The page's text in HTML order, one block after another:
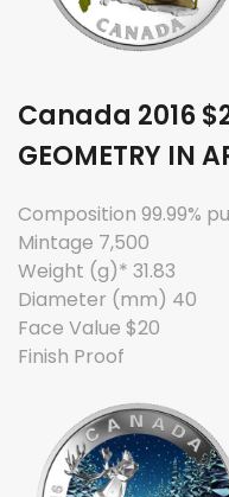
Canada 2016
GEOMETRY IN
Composition 99.99%
Mintage 7,500
Weight (g)* 31.83
Diameter (mm) 40
Face Value $20
Finish Proof